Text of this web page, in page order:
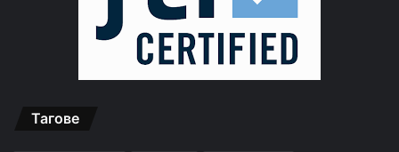
Тагове